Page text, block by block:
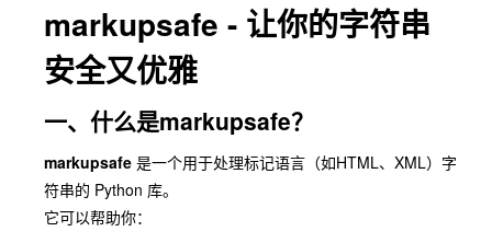
markupsafe - 让你的字符串
安全又优雅
一、什么是markupsafe？
markupsafe 是一个用于处理标记语言（如HTML、XML）字
符串的 Python 库。
它可以帮助你：